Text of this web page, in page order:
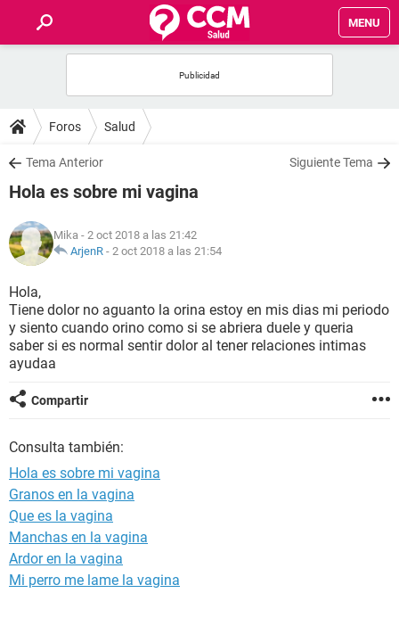
MENU
FOROS
SALUD
NUTRICIÓN
BIENESTAR
SEXUALIDAD
GLOSARIO
Foros Salud
Tema Anterior Siguiente Tema
Hola es sobre mi vagina
Mika - 2 oct 2018 a las 21:42
ArjenR - 2 oct 2018 a las 21:54
Hola,
Tiene dolor no aguanto la orina estoy en mis dias mi periodo
y siento cuando orino como si se abriera duele y queria
saber si es normal sentir dolor al tener relaciones intimas
ayudaa
Compartir
Consulta también:
Hola es sobre mi vagina
Granos en la vagina
Que es la vagina
Manchas en la vagina
Ardor en la vagina
Mi perro me lame la vagina